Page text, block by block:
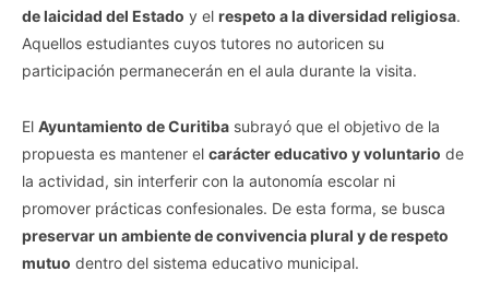
de laicidad del Estado y el respeto a la diversidad religiosa.
Aquellos estudiantes cuyos tutores no autoricen su
participación permanecerán en el aula durante la visita.
El Ayuntamiento de Curitiba subrayó que el objetivo de la
propuesta es mantener el carácter educativo y voluntario de
la actividad, sin interferir con la autonomía escolar ni
promover prácticas confesionales. De esta forma, se busca
preservar un ambiente de convivencia plural y de respeto
mutuo dentro del sistema educativo municipal.